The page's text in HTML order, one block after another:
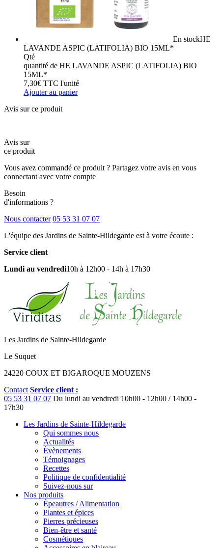
En stockHE
LAVANDE ASPIC (LATIFOLIA) BIO 15ML*
Qté
quantité de HE LAVANDE ASPIC (LATIFOLIA) BIO
15ML*
7,30€ TTC l'unité
Ajouter au panier
Avis sur ce produit
Avis sur
ce produit
Vous avez commandé ce produit ? Partagez votre avis en vous
connectant avec votre compte
Besoin
d'informations ?
Nous contacter 05 53 31 07 07
L'équipe des Jardins de Sainte-Hildegarde est à votre écoute :
Service client
Lundi au vendredi10h à 12h00 - 14h à 17h30
Les Jardins de Sainte-Hildegarde
Le Suquet
24220 COUX ET BIGAROQUE MOUZENS
Contact Service client :
05 53 31 07 07 Du lundi au vendredi 10h00 - 12h00 / 14h00 -
17h30
Les Jardins de Sainte-Hildegarde
Qui sommes nous
Actualités
Évènements
Témoignages
Recettes
Politique de confidentialité
Suivez-nous sur
Nos produits
Épeautres / Alimentation
Plantes et épices
Pierres précieuses
Bien-être et santé
Cosmétiques